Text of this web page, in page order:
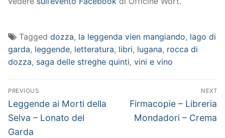
Tagged dozza, la leggenda vien mangiando, lago di
garda, leggende, letteratura, libri, lugana, rocca di
dozza, saga delle streghe quinti, vini e vino
Navigazione
articoli
PREVIOUS
Previous
post:
Leggende ai Morti della
Selva – Lonato del
Garda
NEXT
Next
post:
Firmacopie – Libreria
Mondadori – Crema